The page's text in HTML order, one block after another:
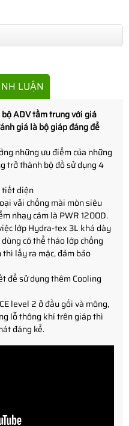
LUẬN
ADV tầm trung với giá
giá là bộ giáp đáng để
những ưu điểm của những
trở thành bộ đồ sử dụng 4
tiết diện
vải chống mài mòn siêu
nhạy cảm là PWR 1200D.
lớp Hydra-tex 3L khá dày
có thể tháo lớp chống
thì lấy ra mặc, đảm bảo
để sử dụng thêm Cooling
level 2 ở đầu gối và mông,
lỗ thông khí trên giáp thì
đáng kể.